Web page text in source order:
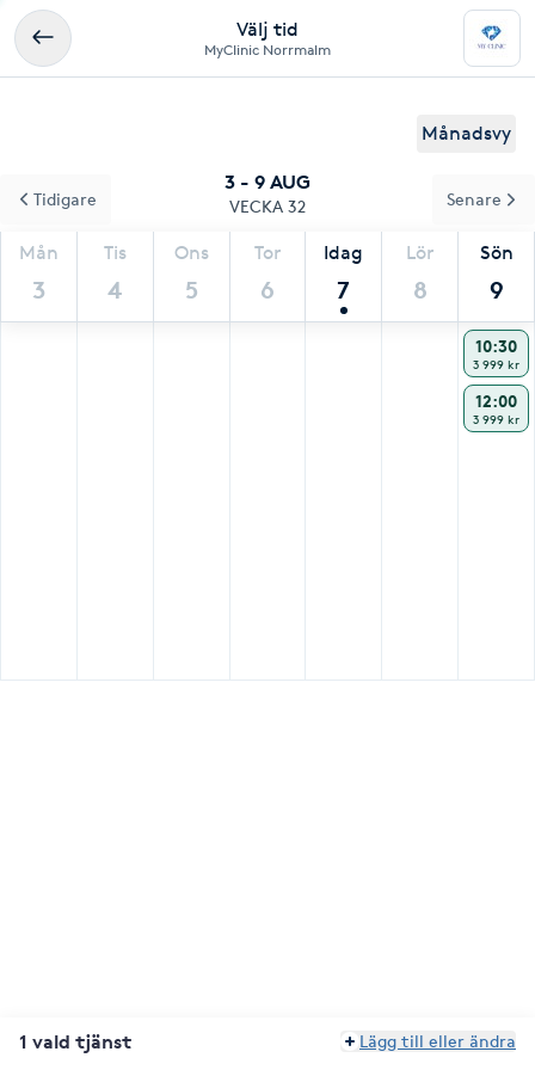
Välj tid
MyClinic Norrmalm
Månadsvy
3 - 9 AUG
VECKA 32
Mån
3
Tis
4
Ons
5
Tor
6
Idag
7
Lör
8
Sön
9
Tidigare Senare
10:30
3 999 kr
12:00
3 999 kr
1 vald tjänst Lägg till eller ändra